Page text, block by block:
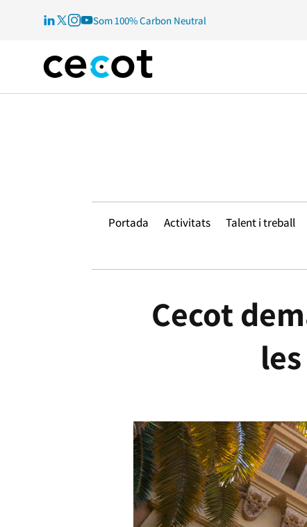
Som 100% Carbon Neutral
Portada Activitats Talent i treball
Cecot